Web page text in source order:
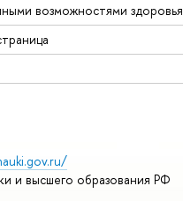
возможностями здоровья
и высшего образования РФ